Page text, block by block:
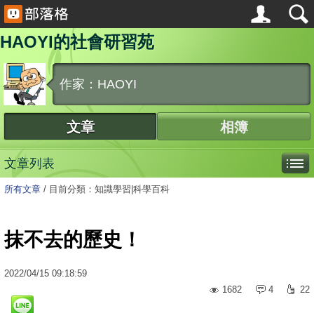
HAOYI的社會研習苑
作家：HAOYI
文章 相簿
文章列表
所有文章 / 目前分類：知識學習|科學百科
抹不去的歷史！
2022/04/15 09:18:59
1682
4 22